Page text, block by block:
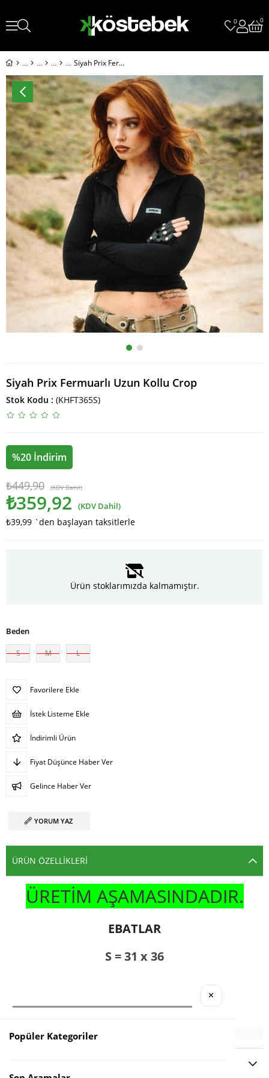
0 0
Siyah Prix Fermuarlı Uzun Kollu Crop
Siyah Prix Fermuarlı Uzun Kollu Crop
Stok Kodu (KHFT365S)
%20 İndirim
₺449,90 (KDV Dahil)
₺359,92 (KDV Dahil)
₺39,99 `den başlayan taksitlerle
Ürün stoklarımızda kalmamıştır.
Beden
S M L
Favorilere Ekle
İstek Listeme Ekle
İndirimli Ürün
Fiyat Düşünce Haber Ver
Gelince Haber Ver
YORUM YAZ
ÜRÜN ÖZELLIKLERI
ÜRETİM AŞAMASINDADIR.
EBATLAR
S = 31 x 36
✕
Popüler Kategoriler